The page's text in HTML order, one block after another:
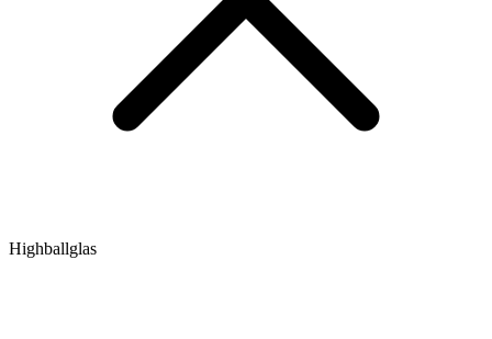
Highballglas